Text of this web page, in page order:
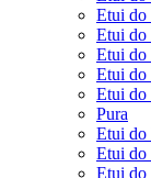
Etui do
Etui do
Etui do
Etui do
Etui do
Pura
Etui do
Etui do
Etui do